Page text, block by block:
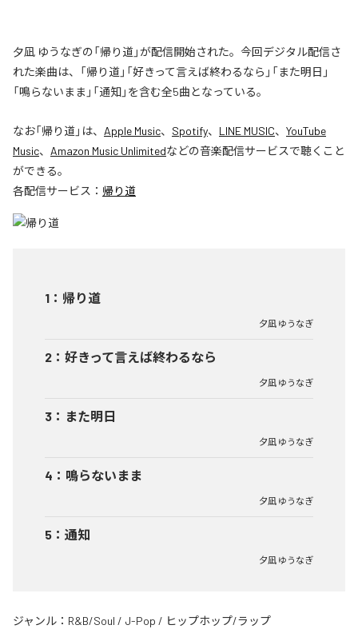
夕凪 ゆうなぎの「帰り道」が配信開始された。今回デジタル配信さ
れた楽曲は、「帰り道」「好きって言えば終わるなら」「また明日」
「鳴らないまま」「通知」を含む全5曲となっている。
なお「帰り道」は、 Apple Music、 Spotify、 LINE MUSIC、 YouTube
Music、 Amazon Music Unlimitedなどの音楽配信サービスで聴くこと
ができる。
各配信サービス： 帰り道
1 ： 帰り道
夕凪 ゆうなぎ
2 ： 好きって言えば終わるなら
夕凪 ゆうなぎ
3 ： また明日
夕凪 ゆうなぎ
4 ： 鳴らないまま
夕凪 ゆうなぎ
5 ： 通知
夕凪 ゆうなぎ
ジャンル： R&B/Soul / J-Pop / ヒップホップ/ラップ